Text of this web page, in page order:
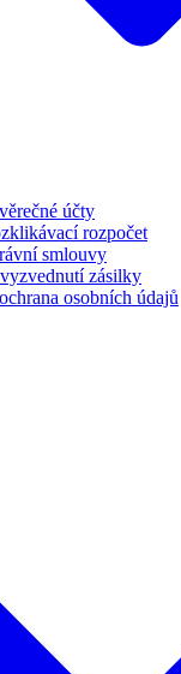
účty
rozpočet
smlouvy
zásilky
osobních údajů